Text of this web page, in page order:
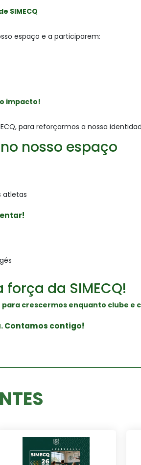
SIMECQ
espaço e a participarem:
impacto!
para reforçarmos a nossa
nosso espaço
atletas
da SIMECQ!
crescermos enquanto clube e
Contamos contigo!